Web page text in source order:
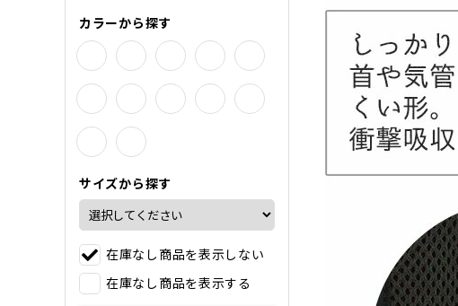
カラーから探す
サイズから探す
在庫なし商品を表示しない
在庫なし商品を表示する